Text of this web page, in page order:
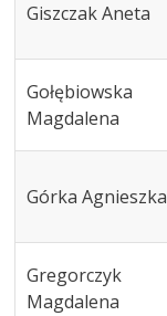
Giszczak Aneta
Gołębiowska
Magdalena
Górka Agnieszka
Gregorczyk
Magdalena